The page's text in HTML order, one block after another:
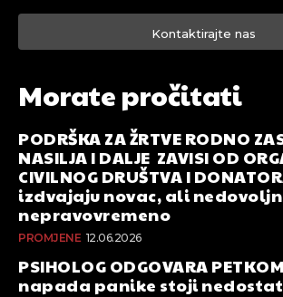
Kontaktirajte nas
Morate pročitati
PODRŠKA ZA ŽRTVE RODNO
NASILJA I DALJE ZAVISI OD
CIVILNOG DRUŠTVA I
izdvajaju novac, ali
nepravovremeno
PROMJENE 12.06.2026
PSIHOLOG ODGOVARA
napada panike stoji